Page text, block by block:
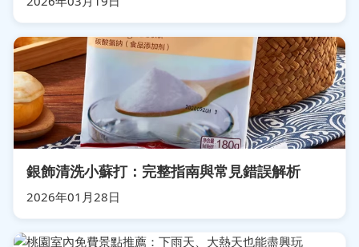
銀飾清洗小蘇打：完整指南與常見錯誤解析
2026年01月28日